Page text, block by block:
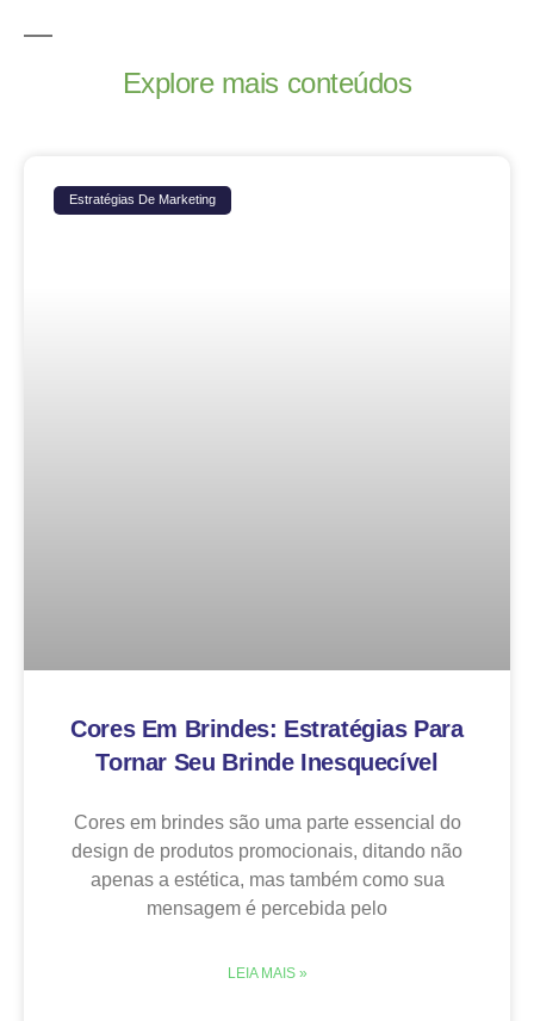
Explore mais conteúdos
Estratégias De Marketing
Cores Em Brindes: Estratégias Para
Tornar Seu Brinde Inesquecível
Cores em brindes são uma parte essencial do
design de produtos promocionais, ditando não
apenas a estética, mas também como sua
mensagem é percebida pelo
LEIA MAIS »